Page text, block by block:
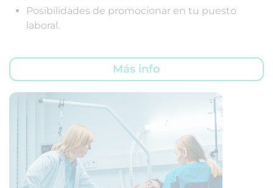
Posibilidades de promocionar en tu puesto
laboral.
Más info